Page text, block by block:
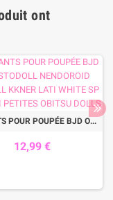
ont
COLLANTS POUR POUPÉE BJD OB11 STODOLL NENDOROID AMYDOLL KKNER LATI WHITE SP PUKIPUKI PETITES OBITSU DOLLS
12,99 €